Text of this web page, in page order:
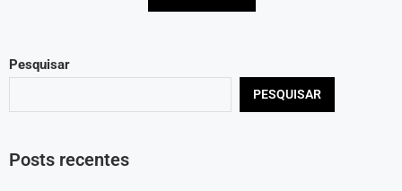
Pesquisar
PESQUISAR
Posts recentes